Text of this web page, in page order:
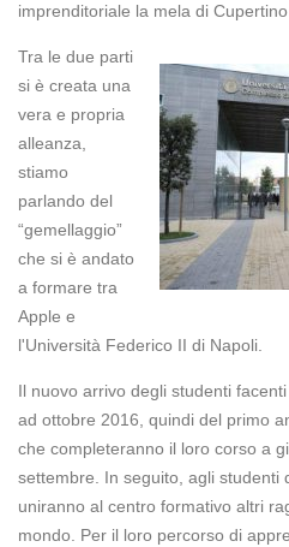
imprenditoriale la mela di
Tra le due parti
si è creata una
vera e propria
alleanza,
stiamo
parlando del
“gemellaggio”
che si è andato
a formare tra
Apple e
l'Università Federico II di Napoli.
Il nuovo arrivo degli studenti
ad ottobre 2016, quindi del primo
che completeranno il loro corso a
settembre. In seguito, agli studenti
uniranno al centro formativo altri
mondo. Per il loro percorso di